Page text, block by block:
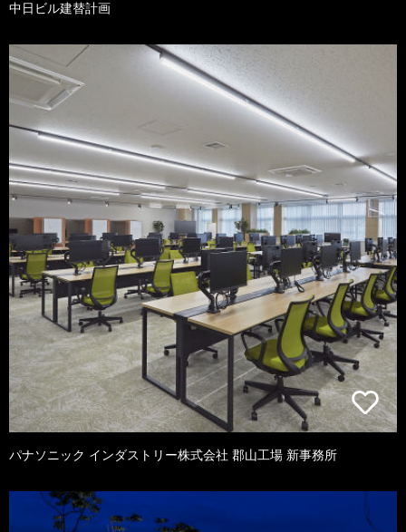
中日ビル建替計画
パナソニック インダストリー株式会社 郡山工場 新事務所